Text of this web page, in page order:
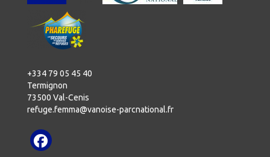
+334 79 05 45 40
Termignon
73500 Val-Cenis
refuge.femma@vanoise-parcnational.fr